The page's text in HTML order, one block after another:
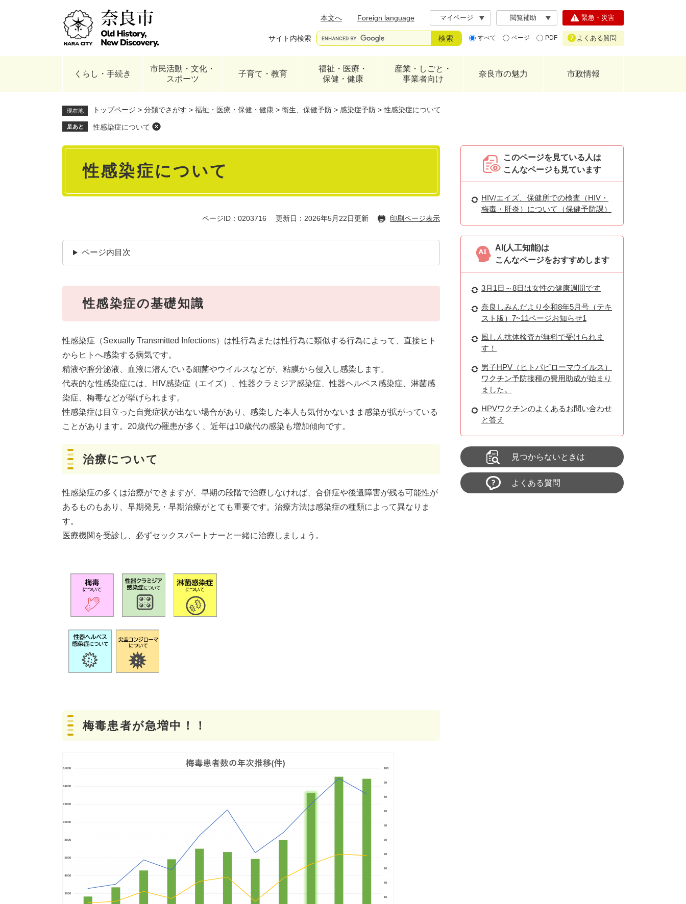
本文へ
Foreign language マイページ 閲覧補助
サイト内検索 すべて ページ PDF
緊急・災害
よくある質問
くらし・手続き
市民活動・文化・
スポーツ
子育て・教育
福祉・医療・
保健・健康
産業・しごと・
事業者向け
奈良市の魅力 市政情報
現在地 トップページ > 分類でさがす > 福祉・医療・保健・健康 > 衛生、保健予防 > 感染症予防 >性感染症について
足あと 性感染症について
本
性感染症について
ページID：0203716 更新日：2026年5月22日更新 印刷ページ表示
ページ内目次
性感染症の基礎知識
性感染症（Sexually Transmitted Infections）は性行為または性行為に類似する行為によって、直接ヒト
からヒトへ感染する病気です。
精液や膣分泌液、血液に潜んでいる細菌やウイルスなどが、粘膜から侵入し感染します。
代表的な性感染症には、HIV感染症（エイズ）、性器クラミジア感染症、性器ヘルペス感染症、淋菌感
染症、梅毒などが挙げられます。
性感染症は目立った自覚症状が出ない場合があり、感染した本人も気付かないまま感染が拡がっている
ことがあります。20歳代の罹患が多く、近年は10歳代の感染も増加傾向です。
治療について
性感染症の多くは治療ができますが、早期の段階で治療しなければ、合併症や後遺障害が残る可能性が
あるものもあり、早期発見・早期治療がとても重要です。治療方法は感染症の種類によって異なりま
す。
医療機関を受診し、必ずセックスパートナーと一緒に治療しましょう。
梅毒患者が急増中！！
このページを見ている人は
こんなページも見ています
HIV/エイズ、保健所での検査（HIV・
梅毒・肝炎）について（保健予防課）
AI(人工知能)は
こんなページをおすすめします
3月1日～8日は女性の健康週間です
奈良しみんだより令和8年5月号（テキ
スト版）7~11ページお知らせ1
風しん抗体検査が無料で受けられま
す！
男子HPV（ヒトパピローマウイルス）
ワクチン予防接種の費用助成が始まり
ました。
HPVワクチンのよくあるお問い合わせ
と答え
見つからないときは
よくある質問